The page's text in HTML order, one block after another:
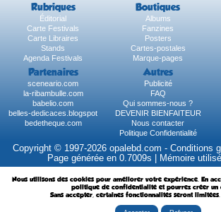
Rubriques Boutiques
Éditorial Albums
Carte Festivals
Fanzines
Carte Libraires
Posters
Stands
Cartes-postales
Agenda Festivals
Marque-pages
Partenaires Autres
sceneario.com Publicité
la-ribambulle.com
FAQ
babelio.com
Qui sommes-nous ?
belles-dedicaces.blogspot
DEVENIR BIENFAITEUR
bedetheque.com
Nous contacter
Politique Confidentialité
Copyright © 1997-2026 opalebd.com - Conditions
Page générée en 0.7009s | Mémoire
Nous utilisons des cookies pour améliorer votre expérience. En
politique de confidentialité et pourrez créer un
Sans accepter, certaines fonctionnalités seront limitées.